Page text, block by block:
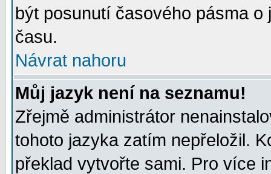
být posunutí časového pásma
času.
Návrat nahoru
Můj jazyk není na seznamu!
Zřejmě administrátor
tohoto jazyka zatím nepřeložil.
překlad vytvořte sami. Pro více